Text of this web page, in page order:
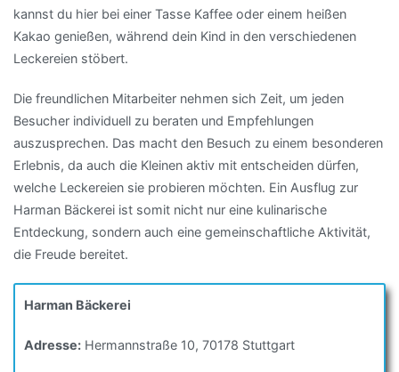
kannst du hier bei einer Tasse Kaffee oder einem heißen
Kakao genießen, während dein Kind in den verschiedenen
Leckereien stöbert.
Die freundlichen Mitarbeiter nehmen sich Zeit, um jeden
Besucher individuell zu beraten und Empfehlungen
auszusprechen. Das macht den Besuch zu einem besonderen
Erlebnis, da auch die Kleinen aktiv mit entscheiden dürfen,
welche Leckereien sie probieren möchten. Ein Ausflug zur
Harman Bäckerei ist somit nicht nur eine kulinarische
Entdeckung, sondern auch eine gemeinschaftliche Aktivität,
die Freude bereitet.
Harman Bäckerei
Adresse: Hermannstraße 10, 70178 Stuttgart